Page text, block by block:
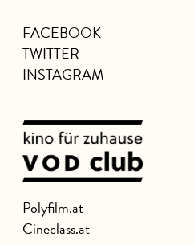
FACEBOOK
TWITTER
INSTAGRAM
Polyfilm.at
Cineclass.at